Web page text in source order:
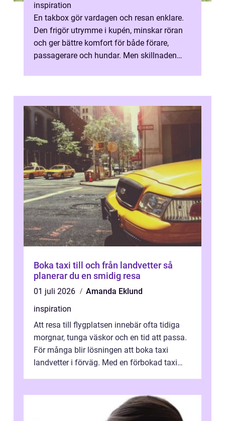
inspiration
En takbox gör vardagen och resan enklare.
Den frigör utrymme i kupén, minskar röran
och ger bättre komfort för både förare,
passagerare och hundar. Men skillnaden
Boka taxi till och från landvetter så
planerar du en smidig resa
01 juli 2026
Amanda Eklund
inspiration
Att resa till flygplatsen innebär ofta tidiga
morgnar, tunga väskor och en tid att passa.
För många blir lösningen att boka taxi
landvetter i förväg. Med en förbokad taxi